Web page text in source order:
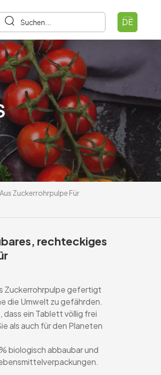
DE
Zuckerrohrpulpe Für
rechteckiges
Zuckerrohrpulpe gefertigt
die Umwelt zu gefährden.
ein Tablett völlig frei
als auch für den Planeten
biologisch abbaubar und